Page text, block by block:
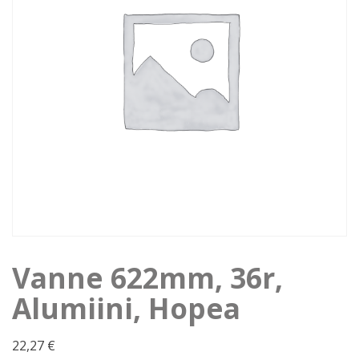
Vanne 622mm, 36r,
Alumiini, Hopea
22,27 €